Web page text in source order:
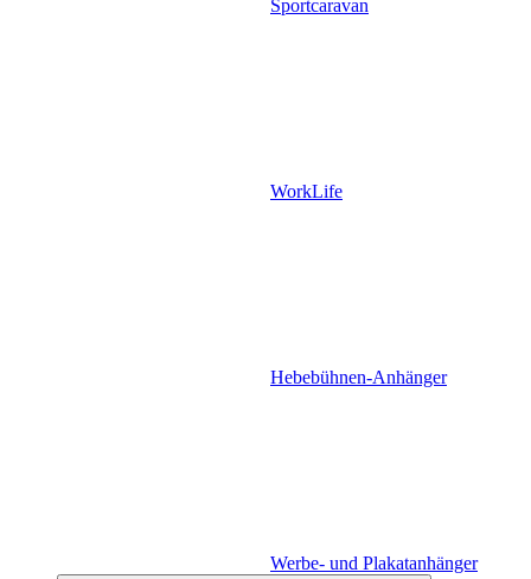
Sportcaravan
WorkLife
Hebebühnen-Anhänger
Werbe- und Plakatanhänger